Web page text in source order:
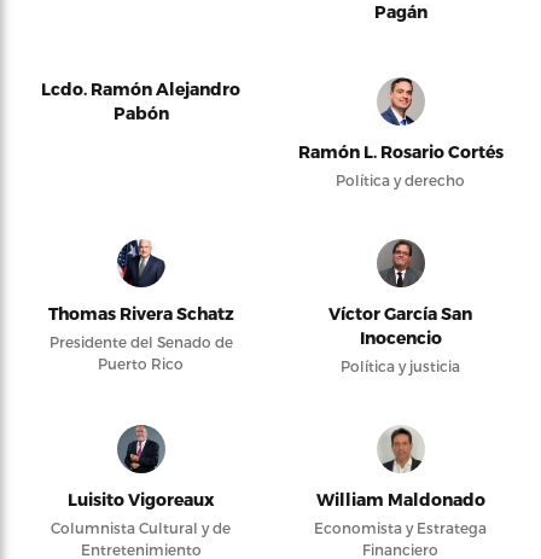
Pagán
Lcdo. Ramón Alejandro
Pabón
Ramón L. Rosario Cortés
Política y derecho
Thomas Rivera Schatz
Presidente del Senado de
Puerto Rico
Víctor García San
Inocencio
Política y justicia
Luisito Vigoreaux
Columnista Cultural y de
Entretenimiento
William Maldonado
Economista y Estratega
Financiero